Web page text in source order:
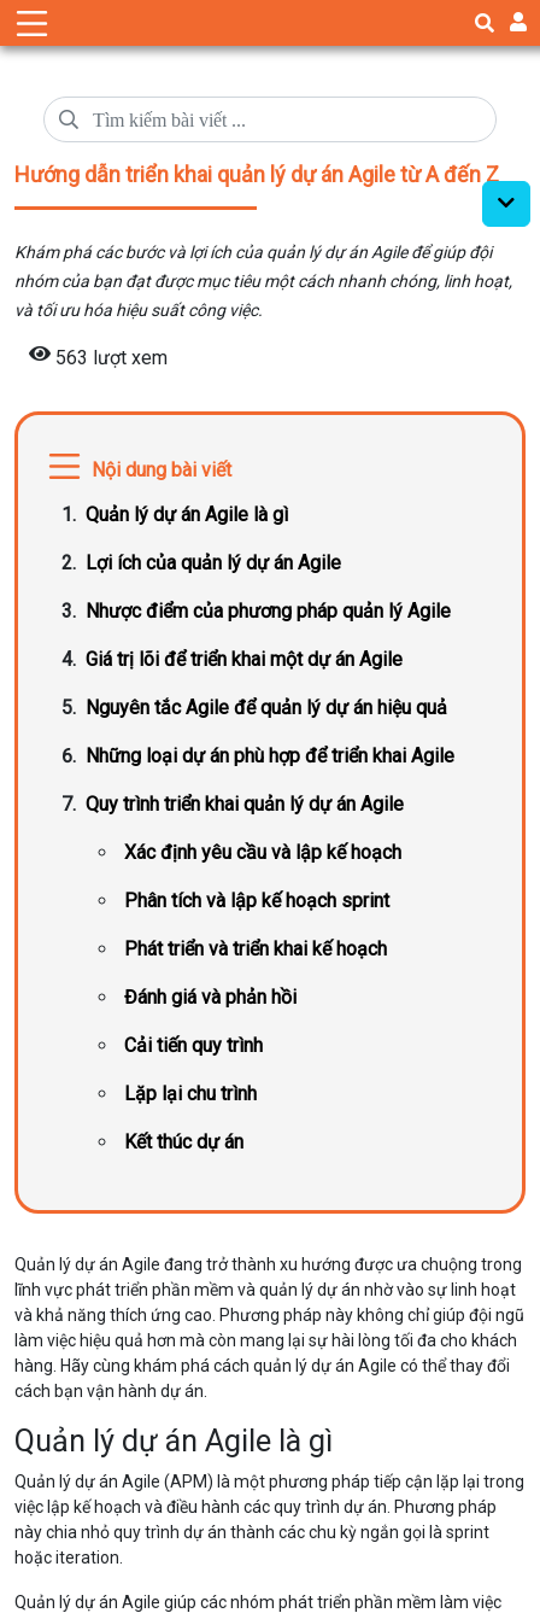
Hướng dẫn triển khai quản lý dự án Agile từ A đến Z
Khám phá các bước và lợi ích của quản lý dự án Agile để giúp đội
nhóm của bạn đạt được mục tiêu một cách nhanh chóng, linh hoạt,
và tối ưu hóa hiệu suất công việc.
563 lượt xem
Nội dung bài viết
Quản lý dự án Agile là gì
Lợi ích của quản lý dự án Agile
Nhược điểm của phương pháp quản lý Agile
Giá trị lõi để triển khai một dự án Agile
Nguyên tắc Agile để quản lý dự án hiệu quả
Những loại dự án phù hợp để triển khai Agile
Quy trình triển khai quản lý dự án Agile
Xác định yêu cầu và lập kế hoạch
Phân tích và lập kế hoạch sprint
Phát triển và triển khai kế hoạch
Đánh giá và phản hồi
Cải tiến quy trình
Lặp lại chu trình
Kết thúc dự án
Quản lý dự án Agile đang trở thành xu hướng được ưa chuộng trong
lĩnh vực phát triển phần mềm và quản lý dự án nhờ vào sự linh hoạt
và khả năng thích ứng cao. Phương pháp này không chỉ giúp đội ngũ
làm việc hiệu quả hơn mà còn mang lại sự hài lòng tối đa cho khách
hàng. Hãy cùng khám phá cách quản lý dự án Agile có thể thay đổi
cách bạn vận hành dự án.
Quản lý dự án Agile là gì
Quản lý dự án Agile (APM) là một phương pháp tiếp cận lặp lại trong
việc lập kế hoạch và điều hành các quy trình dự án. Phương pháp
này chia nhỏ quy trình dự án thành các chu kỳ ngắn gọi là sprint
hoặc iteration.
Quản lý dự án Agile giúp các nhóm phát triển phần mềm làm việc